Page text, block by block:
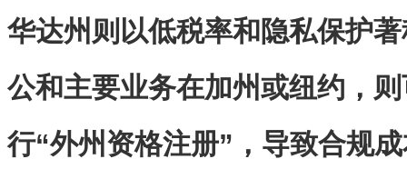
华达州则以低税率和隐私保护
公和主要业务在加州或纽约，
行“外州资格注册”，导致合规